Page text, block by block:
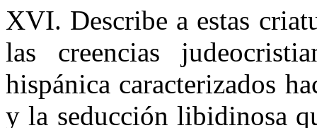
XVI. Describe a estas
las creencias
hispánica caracterizados
y la seducción libidinosa